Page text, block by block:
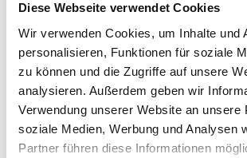
Diese Webseite verwendet Cookies
Wir verwenden Cookies, um Inhalte und
personalisieren, Funktionen für soziale
zu können und die Zugriffe auf unsere
analysieren. Außerdem geben wir
Verwendung unserer Website an unsere
soziale Medien, Werbung und Analysen
Partner führen diese Informationen
Gebinde
Umrechnungsfaktoren